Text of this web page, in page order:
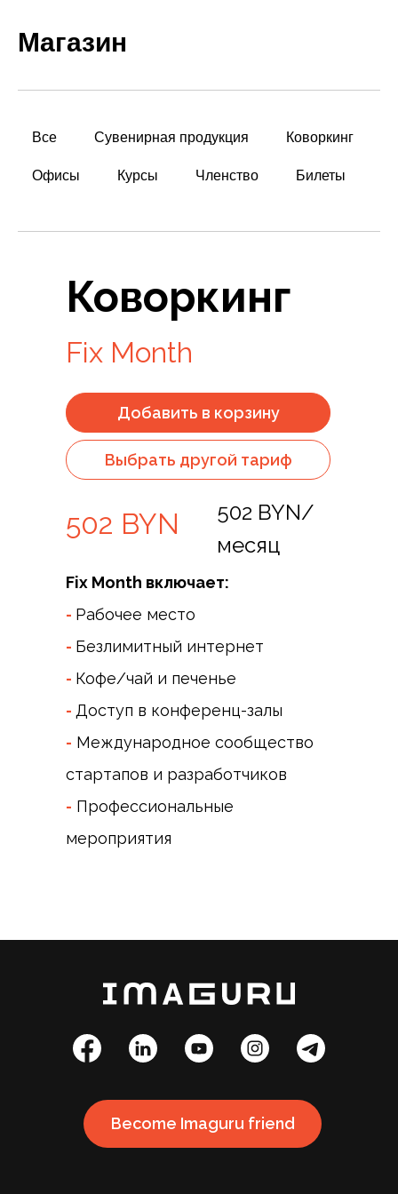
Магазин
Все Сувенирная продукция Коворкинг
Офисы Курсы Членство Билеты
Коворкинг
Fix Month
Fix Month включает:
- Рабочее место
- Безлимитный интернет
- Кофе/чай и печенье
- Доступ в конференц-залы
- Международное сообщество
стартапов и разработчиков
- Профессиональные
мероприятия
Выбрать другой тариф
502 BYN
502 BYN/
месяц
Добавить в корзину
Become Imaguru friend